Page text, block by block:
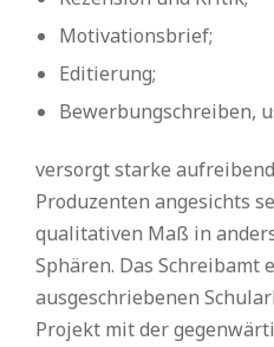
Motivationsbrief;
Editierung;
Bewerbungschreiben,
versorgt starke
Produzenten angesichts
qualitativen Maß in
Sphären. Das Schreibamt
ausgeschriebenen
Projekt mit der